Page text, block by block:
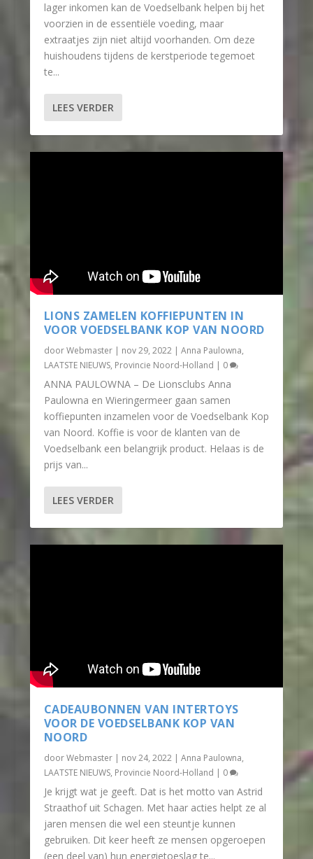
lager inkomen kan de Voedselbank helpen bij het
voorzien in de essentiële voeding, maar
extraatjes zijn niet altijd voorhanden. Om deze
huishoudens tijdens de kerstperiode tegemoet
te...
LEES VERDER
LIONS ZAMELEN KOFFIEPUNTEN IN
VOOR VOEDSELBANK KOP VAN NOORD
doorWebmaster| nov 29, 2022| Anna Paulowna,
LAATSTE NIEUWS, Provincie Noord-Holland | 0
ANNA PAULOWNA – De Lionsclubs Anna
Paulowna en Wieringermeer gaan samen
koffiepunten inzamelen voor de Voedselbank Kop
van Noord. Koffie is voor de klanten van de
Voedselbank een belangrijk product. Helaas is de
prijs van...
LEES VERDER
CADEAUBONNEN VAN INTERTOYS
VOOR DE VOEDSELBANK KOP VAN
NOORD
doorWebmaster| nov 24, 2022| Anna Paulowna,
LAATSTE NIEUWS, Provincie Noord-Holland | 0
Je krijgt wat je geeft. Dat is het motto van Astrid
Straathof uit Schagen. Met haar acties helpt ze al
jaren mensen die wel een steuntje kunnen
gebruiken. Dit keer heeft ze mensen opgeroepen
(een deel van) hun energietoeslag te...